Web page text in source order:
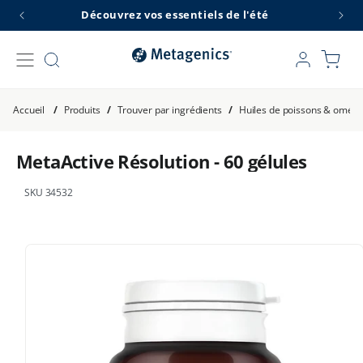
passer
au
Découvrez vos essentiels de l'été
Connexion
Panier
Accueil / Produits / Trouver par ingrédients / Huiles de poissons &
MetaActive Résolution - 60 gélules
SKU 34532